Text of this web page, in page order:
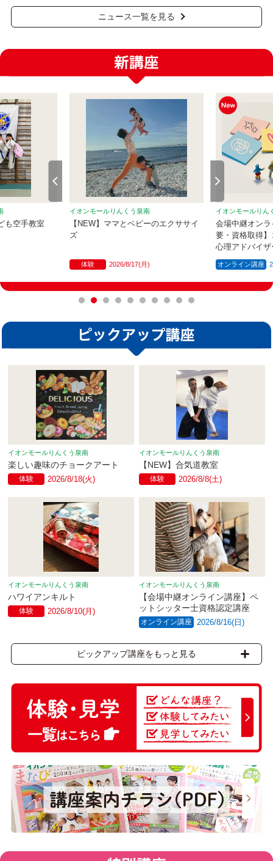
ニュース一覧を見る
も空手教室
イオンモールりんくう泉南
【NEW】ママとベビーのエクササイ
ズ
体験 2026/8/17(月)
イオンモールりん
会場中継オン
要・資格取得
心理アドバイ
オンライン講座
イオンモールりんくう泉南
楽しい趣味のチョークアート
体験 2026/8/18(火)
イオンモールりんくう泉南
【NEW】合気道教室
体験 2026/8/8(土)
イオンモールりんくう泉南
ハワイアンキルト
体験 2026/8/10(月)
イオンモールりんくう泉南
【会場中継オンライン講座】ペ
ットシッター士資格認定講座
オンライン講座 2026/8/16(日)
ピックアップ講座をもっと見る